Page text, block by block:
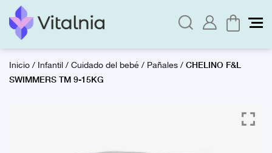
Inicio/ Infantil/Cuidado del bebé/ Pañales/ CHELINO F&L
SWIMMERS TM 9-15KG